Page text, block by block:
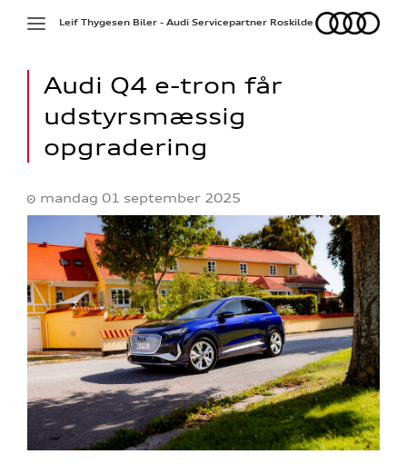
Toggle
Audi
Leif Thygesen Biler - Audi Servicepartner Roskilde
Audi Q4 e-tron får
udstyrsmæssig
opgradering
mandag 01 september 2025